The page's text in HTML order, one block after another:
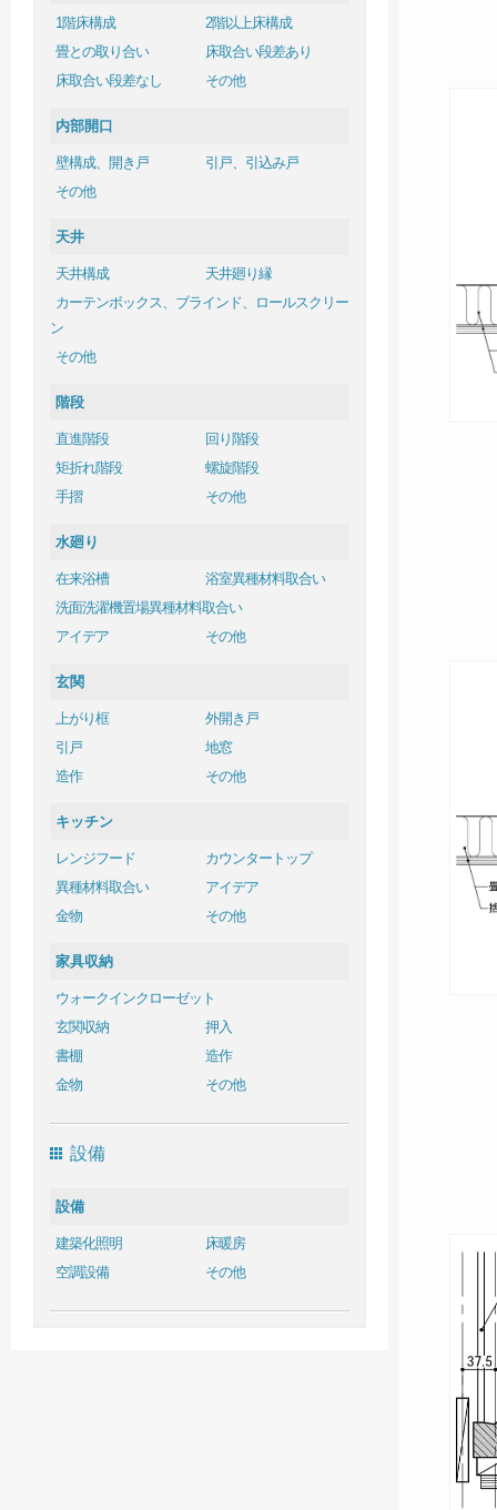
1階床構成
2階以上床構成
畳との取り合い
床取合い段差あり
床取合い段差なし
その他
内部開口
壁構成、開き戸
引戸、引込み戸
その他
天井
天井構成
天井廻り縁
カーテンボックス、ブラインド、ロールスクリー
ン
その他
階段
直進階段
回り階段
矩折れ階段
螺旋階段
手摺
その他
水廻り
在来浴槽
浴室異種材料取合い
洗面洗濯機置場異種材料取合い
アイデア
その他
玄関
上がり框
外開き戸
引戸
地窓
造作
その他
キッチン
レンジフード
カウンタートップ
異種材料取合い
アイデア
金物
その他
家具収納
ウォークインクローゼット
玄関収納
押入
書棚
造作
金物
その他
設備
設備
建築化照明
床暖房
空調設備
その他